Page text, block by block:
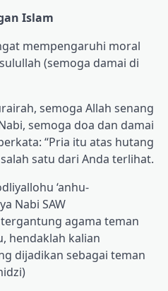
Islam
mempengaruhi moral
(semoga damai di
semoga Allah senang
semoga doa dan damai
“Pria itu atas hutang
satu dari Anda terlihat.
‘anhu-
Nabi SAW
agama teman
hendaklah kalian
dijadikan sebagai teman